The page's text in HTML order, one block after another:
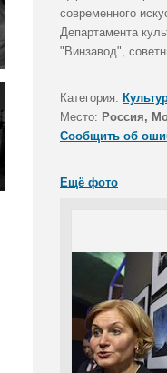
современного
Департамента
"Винзавод",
Категория:
Место: Россия,
Сообщить об
Ещё фото